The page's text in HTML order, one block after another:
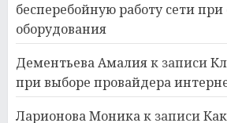
бесперебойную работу сети при
оборудования
Дементьева Амалияк записи
при выборе провайдера
Ларионова Моникак записи